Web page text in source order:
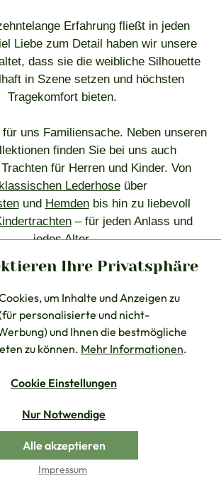
Erfahrung fließt in jeden
Liebe zum Detail haben wir unsere
dass sie die weibliche Silhouette
in Szene setzen und höchsten
Tragekomfort bieten.
uns Familiensache. Neben unseren
finden Sie bei uns auch
für Herren und Kinder. Von
klassischen Lederhoseüber
und Hemdenbis hin zu liebevoll
– für jeden Anlass und
jedes Alter.
bedeutet, Tradition zu leben – und
ganz man selbst zu sein.
Sie Ihre neue Lieblinstracht in
oder unseremTrachtengeschäft
Brautdirndl
EDLEN STOFFEN UND SPITZE
Ihre Privatsphäre
um Inhalte und Anzeigen zu
personalisierte und nicht-
und Ihnen die bestmögliche
zu können. Mehr Informationen.
Cookie Einstellungen
Nur Notwendige
Alle akzeptieren
Impressum